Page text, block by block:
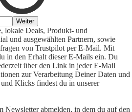
Weiter
lokale Deals, Produkt- und
und ausgewählten Partnern, sowie
von Trustpilot per E-Mail. Mit
in den Erhalt dieser E-Mails ein. Du
über den Link in jeder E-Mail
zur Verarbeitung Deiner Daten und
Klicks findest du in unserer
Newsletter abmelden, in dem du auf den